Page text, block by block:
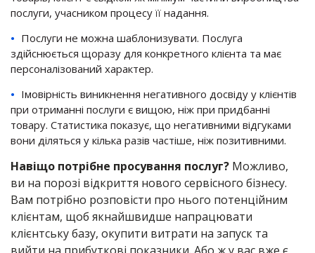
послуги, учасником процесу її надання.
Послуги не можна шаблонизувати. Послуга
здійснюється щоразу для конкретного клієнта та має
персоналізований характер.
Імовірність виникнення негативного досвіду у клієнтів
при отриманні послуги є вищою, ніж при придбанні
товару. Статистика показує, що негативними відгуками
вони діляться у кілька разів частіше, ніж позитивними.
Навіщо потрібне просування послуг? Можливо,
ви на порозі відкриття нового сервісного бізнесу.
Вам потрібно розповісти про нього потенційним
клієнтам, щоб якнайшвидше напрацювати
клієнтську базу, окупити витрати на запуск та